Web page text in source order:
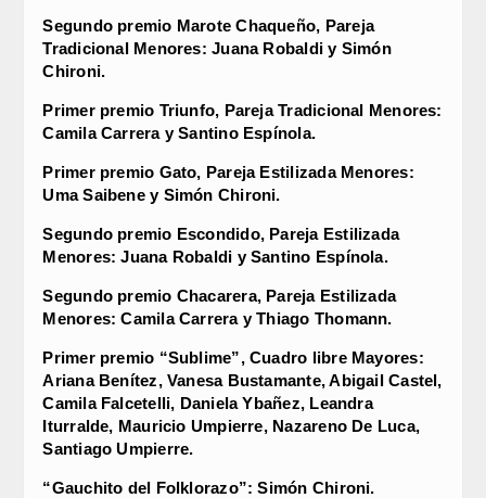
Segundo premio Marote Chaqueño, Pareja
Tradicional Menores: Juana Robaldi y Simón
Chironi.
Primer premio Triunfo, Pareja Tradicional Menores:
Camila Carrera y Santino Espínola.
Primer premio Gato, Pareja Estilizada Menores:
Uma Saibene y Simón Chironi.
Segundo premio Escondido, Pareja Estilizada
Menores: Juana Robaldi y Santino Espínola.
Segundo premio Chacarera, Pareja Estilizada
Menores: Camila Carrera y Thiago Thomann.
Primer premio “Sublime”, Cuadro libre Mayores:
Ariana Benítez, Vanesa Bustamante, Abigail Castel,
Camila Falcetelli, Daniela Ybañez, Leandra
Iturralde, Mauricio Umpierre, Nazareno De Luca,
Santiago Umpierre.
“Gauchito del Folklorazo”: Simón Chironi.